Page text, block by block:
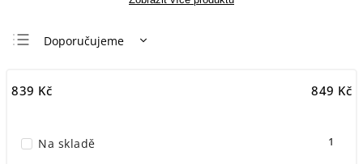
Doporučujeme
Nejdražší
Abecedně
839 Kč 849 Kč
Na skladě 1